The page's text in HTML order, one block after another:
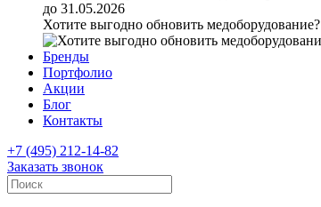
до 31.05.2026
Хотите выгодно обновить медоборудование?
Бренды
Портфолио
Акции
Блог
Контакты
+7 (495) 212-14-82
Заказать звонок